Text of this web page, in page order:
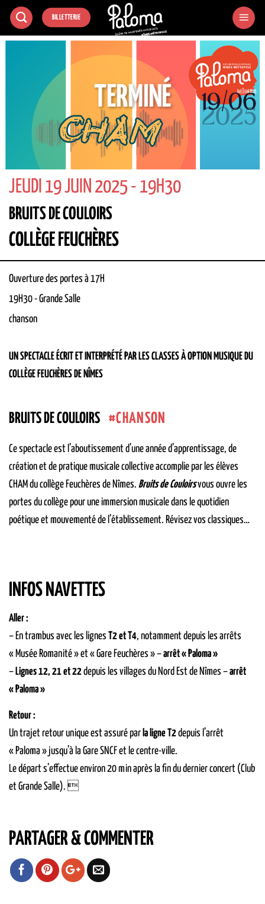
Passer
contenu
BILLETTERIE
TERMINÉ
JEUDI 19 JUIN 2025 - 19H30
BRUITS DE COULOIRS
COLLÈGE FEUCHÈRES
Ouverture des portes à 17H
19H30-Grande Salle
chanson
UN SPECTACLE ÉCRIT ET INTERPRÉTÉ PAR LES CLASSES À OPTION MUSIQUE DU
COLLÈGE FEUCHÈRES DE NÎMES
BRUITS DE COULOIRS CHANSON
Ce spectacle est l’aboutissement d’une année d’apprentissage, de
création et de pratique musicale collective accomplie par les élèves
CHAM du collège Feuchères de Nîmes. Bruits de Couloirsvous ouvre les
portes du collège pour une immersion musicale dans le quotidien
poétique et mouvementé de l’établissement. Révisez vos classiques…
INFOS NAVETTES
Aller :
– En trambus avec les lignes
T2 et T4, notamment depuis les arrêts
« Musée Romanité » et « Gare Feuchères » –arrêt « Paloma »
– Lignes 12, 21 et 22depuis les villages du Nord Est de Nîmes –arrêt
« Paloma »
Retour :
Un trajet retour unique est assuré par la ligne T2depuis l’arrêt
« Paloma » jusqu’à la Gare SNCF et le centre-ville.
Le départ s’effectue environ 20 min après la fin du dernier concert (Club
et Grande Salle). 
PARTAGER & COMMENTER